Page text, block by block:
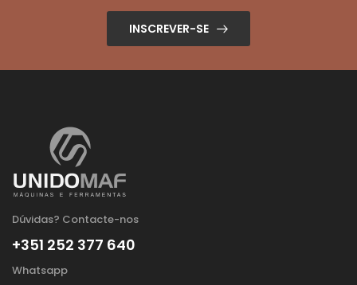
INSCREVER-SE
Dúvidas? Contacte-nos
+351 252 377 640
Whatsapp